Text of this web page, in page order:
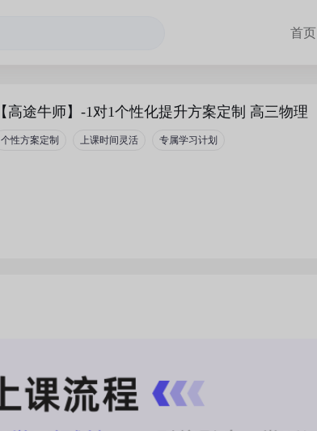
首页
【高途牛师】-1对1个性化提升方案定制 高三物理
个性方案定制 上课时间灵活 专属学习计划